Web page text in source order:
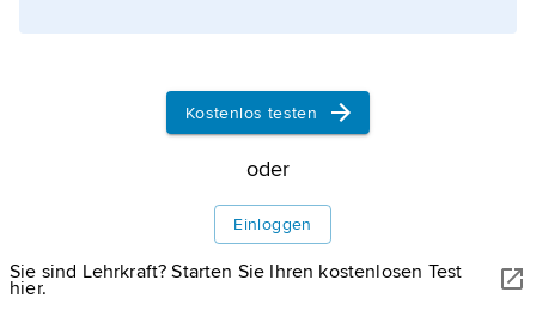
Kostenlos testen
oder
Einloggen
Sie sind Lehrkraft? Starten Sie Ihren kostenlosen Test
hier.